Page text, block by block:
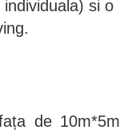
si o
de 10m*5m